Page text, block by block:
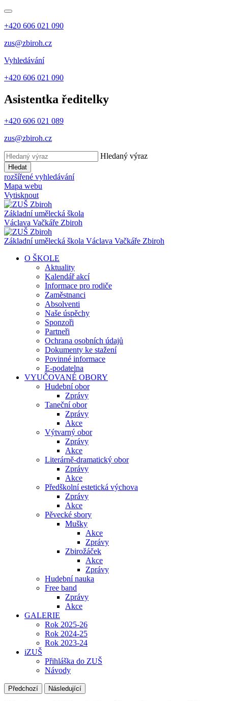
+420 606 021 090
zus@zbiroh.cz
Vyhledávání
+420 606 021 090
Asistentka ředitelky
+420 606 021 089
zus@zbiroh.cz
Hledaný výraz
Hledat
rozšířené vyhledávání
Mapa webu
Vytisknout
Základní umělecká škola
Václava Vačkáře Zbiroh
Základní umělecká škola Václava Vačkáře Zbiroh
O ŠKOLE
Aktuality
Kalendář akcí
Informace pro rodiče
Zaměstnanci
Absolventi
Naše úspěchy
Sponzoři
Partneři
Ochrana osobních údajů
Dokumenty ke stažení
Povinné informace
E-podatelna
VYUČOVANÉ OBORY
Hudební obor
Zprávy
Taneční obor
Zprávy
Akce
Výtvarný obor
Zprávy
Akce
Literárně-dramatický obor
Zprávy
Akce
Předškolní estetická výchova
Zprávy
Akce
Pěvecké sbory
Mušky
Akce
Zprávy
Zbirožáček
Akce
Zprávy
Hudební nauka
Free band
Zprávy
Akce
GALERIE
Rok 2025-26
Rok 2024-25
Rok 2023-24
iZUŠ
Přihláška do ZUŠ
Návody
Předchozí Následující